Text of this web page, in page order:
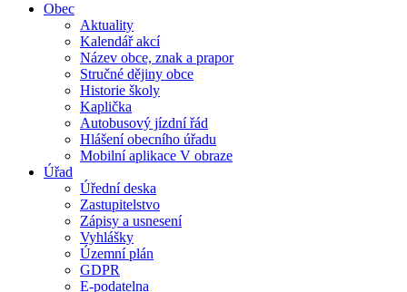
Obec
Aktuality
Kalendář akcí
Název obce, znak a prapor
Stručné dějiny obce
Historie školy
Kaplička
Autobusový jízdní řád
Hlášení obecního úřadu
Mobilní aplikace V obraze
Úřad
Úřední deska
Zastupitelstvo
Zápisy a usnesení
Vyhlášky
Územní plán
GDPR
E-podatelna